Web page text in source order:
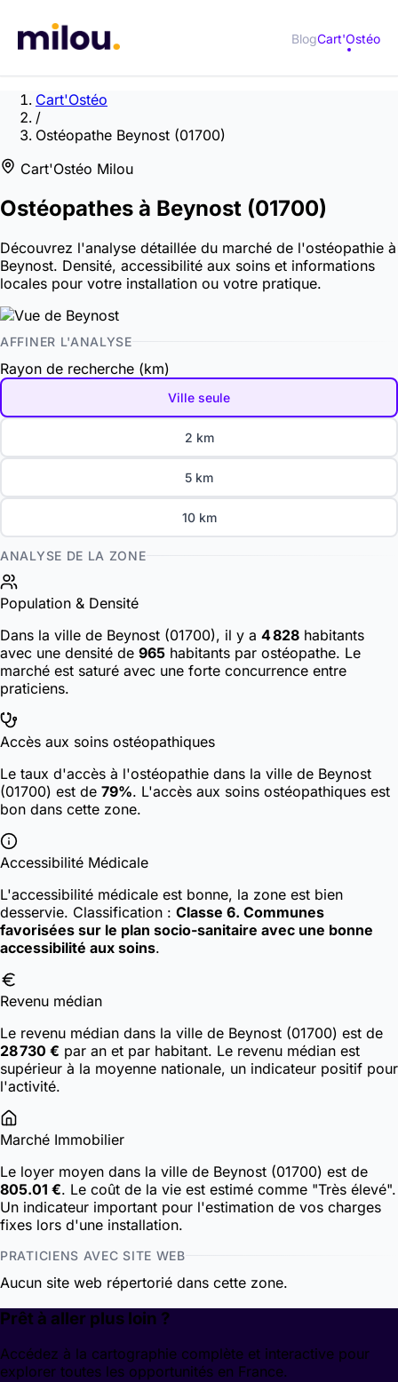
BlogCart'Ostéo
Cart'Ostéo
/
Ostéopathe Beynost (01700)
Cart'Ostéo Milou
Ostéopathes à Beynost (01700)
Découvrez l'analyse détaillée du marché de l'ostéopathie à
Beynost. Densité, accessibilité aux soins et informations
locales pour votre installation ou votre pratique.
AFFINER L'ANALYSE
Rayon de recherche (km)
Ville seule
2 km
5 km
10 km
ANALYSE DE LA ZONE
Population & Densité
Dans la ville de Beynost (01700), il y a 4 828 habitants
avec une densité de 965 habitants par ostéopathe. Le
marché est saturé avec une forte concurrence entre
praticiens.
Accès aux soins ostéopathiques
Le taux d'accès à l'ostéopathie dans la ville de Beynost
(01700) est de 79%. L'accès aux soins ostéopathiques est
bon dans cette zone.
Accessibilité Médicale
L'accessibilité médicale est bonne, la zone est bien
desservie. Classification : Classe 6. Communes
favorisées sur le plan socio-sanitaire avec une bonne
accessibilité aux soins.
Revenu médian
Le revenu médian dans la ville de Beynost (01700) est de
28 730 € par an et par habitant. Le revenu médian est
supérieur à la moyenne nationale, un indicateur positif pour
l'activité.
Marché Immobilier
Le loyer moyen dans la ville de Beynost (01700) est de
805.01 €. Le coût de la vie est estimé comme "Très élevé".
Un indicateur important pour l'estimation de vos charges
fixes lors d'une installation.
PRATICIENS AVEC SITE WEB
Aucun site web répertorié dans cette zone.
Prêt à aller plus loin ?
Accédez à la cartographie complète et interactive pour
explorer toutes les opportunités en France.